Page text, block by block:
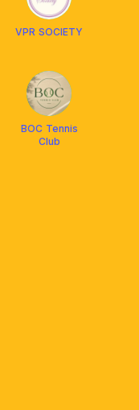
VPR SOCIETY
BOC Tennis
Club